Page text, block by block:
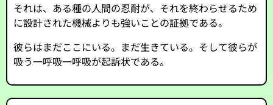
それは、ある種の人間の忍耐が、それを終わらせるため
に設計された機械よりも強いことの証拠である。
彼らはまだここにいる。まだ生きている。そして彼らが
吸う一呼吸一呼吸が起訴状である。